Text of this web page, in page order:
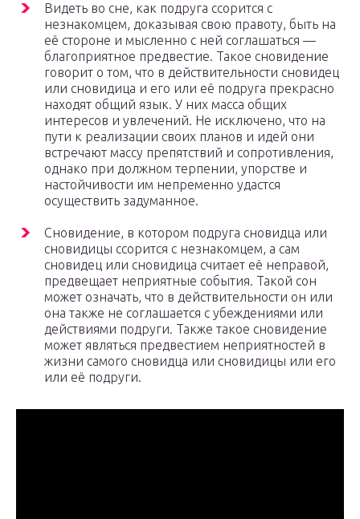
Видеть во сне, как подруга ссорится с
незнакомцем, доказывая свою правоту, быть на
её стороне и мысленно с ней соглашаться —
благоприятное предвестие. Такое сновидение
говорит о том, что в действительности сновидец
или сновидица и его или её подруга прекрасно
находят общий язык. У них масса общих
интересов и увлечений. Не исключено, что на
пути к реализации своих планов и идей они
встречают массу препятствий и сопротивления,
однако при должном терпении, упорстве и
настойчивости им непременно удастся
осуществить задуманное.
Сновидение, в котором подруга сновидца или
сновидицы ссорится с незнакомцем, а сам
сновидец или сновидица считает её неправой,
предвещает неприятные события. Такой сон
может означать, что в действительности он или
она также не соглашается с убеждениями или
действиями подруги. Также такое сновидение
может являться предвестием неприятностей в
жизни самого сновидца или сновидицы или его
или её подруги.